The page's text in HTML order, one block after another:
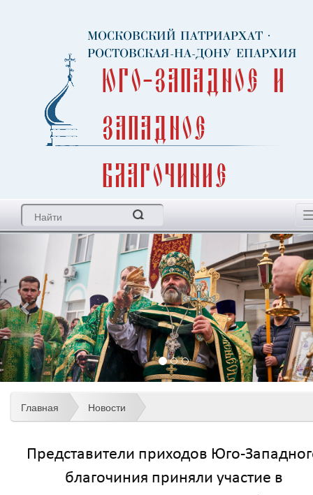
МОСКОВСКИЙ ПАТРИАРХАТ ·
РОСТОВСКАЯ-НА-ДОНУ ЕПАРХИЯ
Юго-Западное и
Западное
благочиние
Главная Новости
Представители приходов Юго-
благочиния приняли участие в